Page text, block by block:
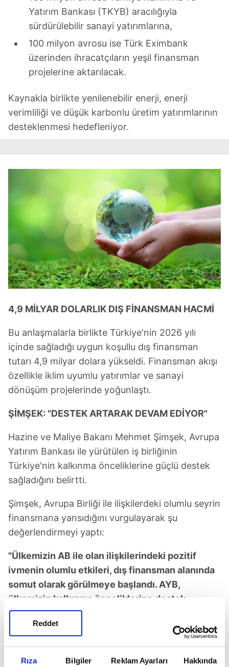
Rıza Bilgiler Reklam Ayarları Hakkında
Reddet
Yatırım Bankası (TKYB) aracılığıyla
sürdürülebilir sanayi yatırımlarına,
100 milyon avrosu ise Türk Eximbank
üzerinden ihracatçıların yeşil finansman
projelerine aktarılacak.
Kaynakla birlikte yenilenebilir enerji, enerji
verimliliği ve düşük karbonlu üretim yatırımlarının
desteklenmesi hedefleniyor.
4,9 MİLYAR DOLARLIK DIŞ FİNANSMAN HACMİ
Bu anlaşmalarla birlikte Türkiye'nin 2026 yılı
içinde sağladığı uygun koşullu dış finansman
tutarı 4,9 milyar dolara yükseldi. Finansman akışı
özellikle iklim uyumlu yatırımlar ve sanayi
dönüşüm projelerinde yoğunlaştı.
ŞİMŞEK: "DESTEK ARTARAK DEVAM EDİYOR"
Hazine ve Maliye Bakanı Mehmet Şimşek, Avrupa
Yatırım Bankası ile yürütülen iş birliğinin
Türkiye'nin kalkınma önceliklerine güçlü destek
sağladığını belirtti.
Şimşek, Avrupa Birliği ile ilişkilerdeki olumlu seyrin
finansmana yansıdığını vurgulayarak şu
değerlendirmeyi yaptı:
"Ülkemizin AB ile olan ilişkilerindeki pozitif
ivmenin olumlu etkileri, dış finansman alanında
somut olarak görülmeye başlandı. AYB,
ülkemizin kalkınma önceliklerine destek
vermek amacıyla uygun koşullu finansman
olanaklarını 2023 yılında deprem sonrası imar
çalışmaları için verilen kredi hariç olmak üzere
8 yıl aradan sonra tekrar harekete geçirdi."